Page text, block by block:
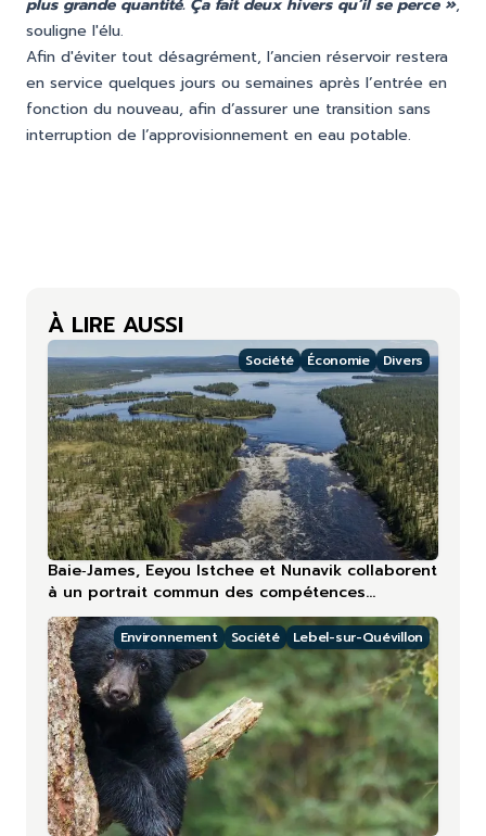
plus grande quantité. Ça fait deux hivers qu’il se perce »,
souligne l'élu.
Afin d'éviter tout désagrément, l’ancien réservoir restera
en service quelques jours ou semaines après l’entrée en
fonction du nouveau, afin d’assurer une transition sans
interruption de l’approvisionnement en eau potable.
À LIRE AUSSI
Société Économie Divers
Baie‑James, Eeyou Istchee et Nunavik collaborent
à un portrait commun des compétences
touristiques
Environnement Société Lebel-sur-Quévillon